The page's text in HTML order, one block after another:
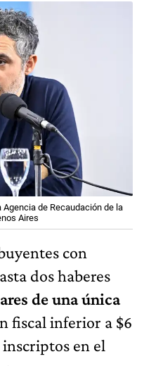
de Recaudación de la
Aires
con
dos haberes
de una única
fiscal inferior a $6
en el